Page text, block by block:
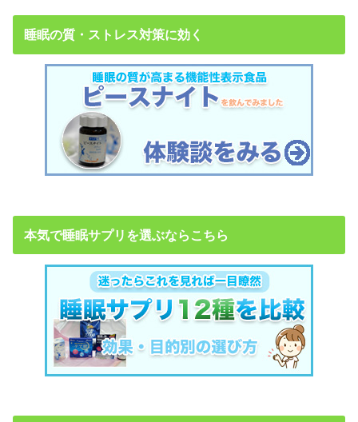
睡眠の質・ストレス対策に効く
本気で睡眠サプリを選ぶならこちら